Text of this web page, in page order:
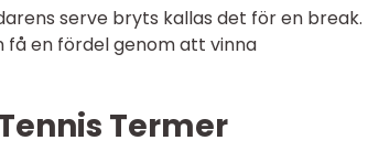
serve bryts kallas det för en break.
få en fördel genom att vinna
Termer